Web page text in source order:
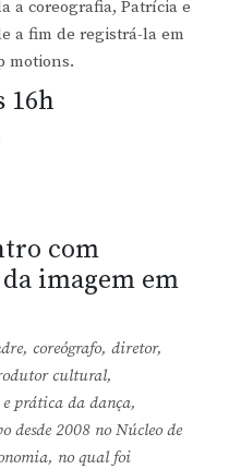
a coreografia, Patrícia e
a fim de registrá-la em
motions.
16h
com
imagem em
coreógrafo, diretor,
cultural,
e prática da dança,
desde 2008 no Núcleo de
no qual foi